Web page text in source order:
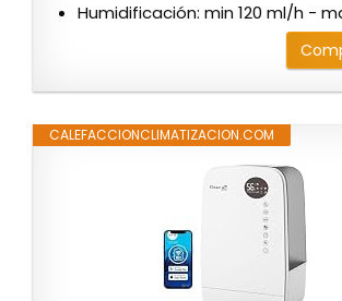
Humidificación: min 120 ml/h -
CALEFACCIONCLIMATIZACION.COM